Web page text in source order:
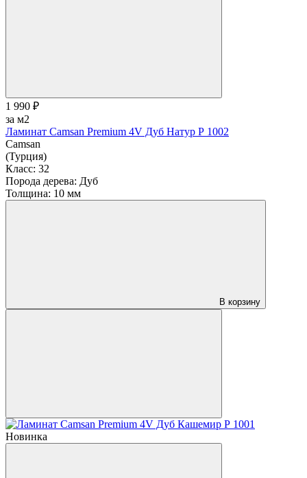
1 990 ₽
за м2
Ламинат Camsan Premium 4V Дуб Натур Р 1002
Camsan
(Турция)
Класс: 32
Порода дерева: Дуб
Толщина: 10 мм
В корзину
Новинка